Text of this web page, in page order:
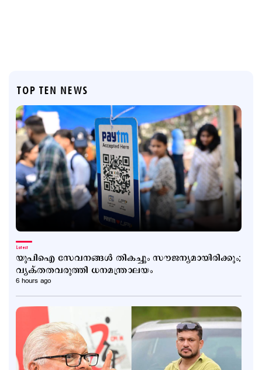
TOP TEN NEWS
Latest
യുപിഐ സേവനങ്ങള്‍ തികച്ചും സൗജന്യമായിരിക്കും;
വ്യക്തതവരുത്തി ധനമന്ത്രാലയം
6 hours ago